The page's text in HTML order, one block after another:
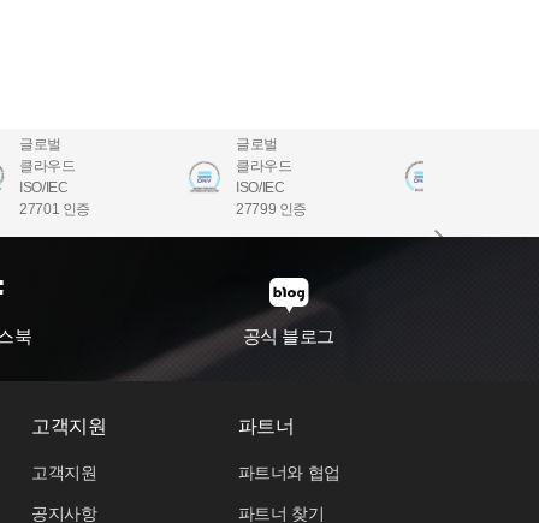
글로벌
클라우드
ISO/IEC
27701 인증
글로벌
클라우드
ISO/IEC
27799 인증
북 공식 블로그
고객지원
고객지원
공지사항
파트너
파트너와 협업
파트너 찾기